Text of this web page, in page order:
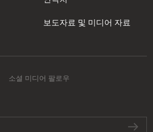
보도자료 및 미디어 자료
소셜 미디어 팔로우